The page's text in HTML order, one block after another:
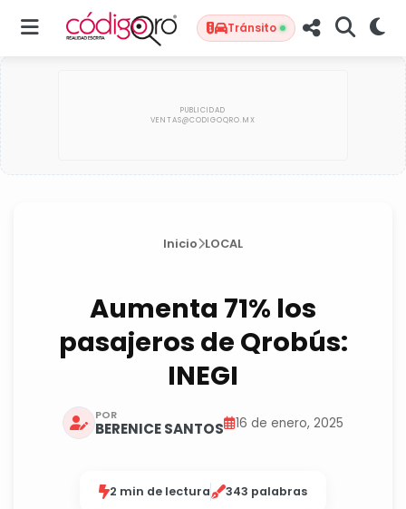
Tránsito
Inicio LOCAL
Aumenta 71% los
pasajeros de Qrobús:
INEGI
POR
BERENICE SANTOS 16 de enero, 2025
2 min de lectura 343 palabras